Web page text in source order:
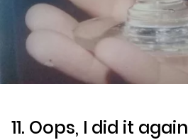
11. Oops, I did it again